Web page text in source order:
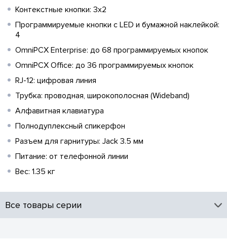
Контекстные кнопки: 3х2
Программируемые кнопки с LED и бумажной наклейкой:
4
OmniPCX Enterprise: до 68 программируемых кнопок
OmniPCX Office: до 36 программируемых кнопок
RJ-12: цифровая линия
Трубка: проводная, широкополосная (Wideband)
Алфавитная клавиатура
Полнодуплексный спикерфон
Разъем для гарнитуры: Jack 3.5 мм
Питание: от телефонной линии
Вес: 1.35 кг
Все товары серии